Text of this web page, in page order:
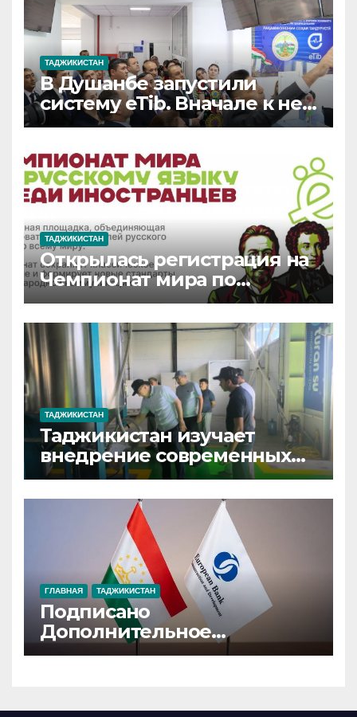
ТАДЖИКИСТАН
В Душанбе запустили
систему eTib. Вначале к ней
подключат шесть
ТАДЖИКИСТАН
Открылась регистрация на
Чемпионат мира по
русскому языку среди
иностранцев
ТАДЖИКИСТАН
Таджикистан изучает
внедрение современных
технологий
мелиоративной отрасли
ГЛАВНАЯ ТАДЖИКИСТАН
Подписано
Дополнительное
кредитное соглашение по
Хатлонской области